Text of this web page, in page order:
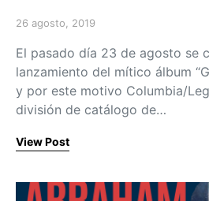
Posted on
26 agosto, 2019
El pasado día 23 de agosto se
lanzamiento del mítico álbum
y por este motivo Columbia/
división de catálogo de…
View Post